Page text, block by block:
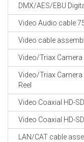
DMX/AES/EBU
Video Audio cable
Video cable
Video/Triax
Video/Triax
Reel
Video Coaxial HD-
Video Coaxial HD-
LAN/CAT cable